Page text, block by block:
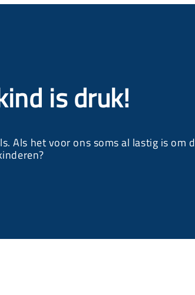
is druk!
Als het voor ons soms al lastig is om